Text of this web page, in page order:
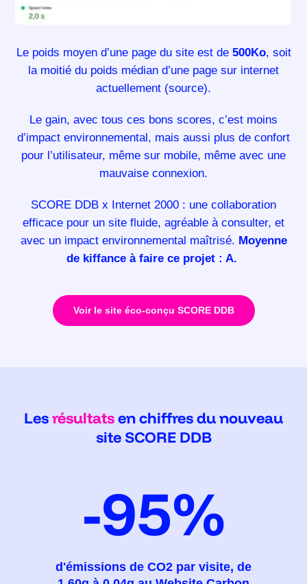
Le poids moyen d’une page du site est de 500Ko, soit
la moitié du poids médian d’une page sur internet
actuellement (source).
Le gain, avec tous ces bons scores, c’est moins
d’impact environnemental, mais aussi plus de confort
pour l’utilisateur, même sur mobile, même avec une
mauvaise connexion.
SCORE DDB x Internet 2000 : une collaboration
efficace pour un site fluide, agréable à consulter, et
avec un impact environnemental maîtrisé. Moyenne
de kiffance à faire ce projet : A.
Voir le site éco-conçu SCORE DDB
-95%
d'émissions de CO2 par visite, de
Lesrésultatsen chiffres du nouveau
site SCORE DDB